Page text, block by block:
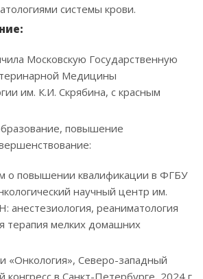
системы крови.
Московскую Государственную
Медицины
им. К.И. Скрябина, с красным
повышение
о повышении квалификации в ФГБУ
научный центр им.
анестезиология, реаниматология
терапия мелких домашних
«Онкология», Северо-западный
конгресс в Санкт-Петербурге, 2024 г